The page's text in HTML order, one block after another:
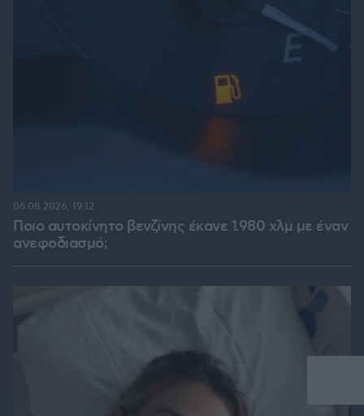
Ποιο αυτοκίνητο βενζίνης έκανε 1.980 χλμ με έναν
ανεφοδιασμό;
06.08.2026, 19:12